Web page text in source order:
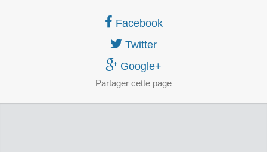
Facebook
Twitter
Google+
Partager cette page